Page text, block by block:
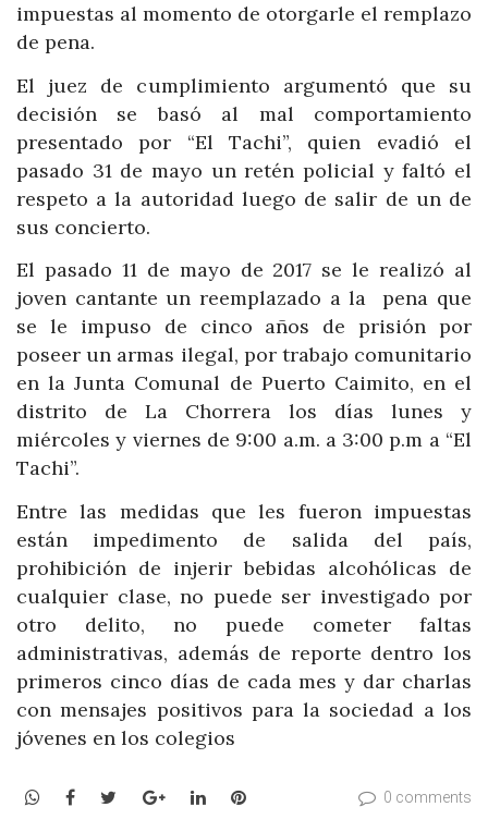
impuestas al momento de otorgarle el remplazo
de pena.
El juez de cumplimiento argumentó que su
decisión se basó al mal comportamiento
presentado por “El Tachi”, quien evadió el
pasado 31 de mayo un retén policial y faltó el
respeto a la autoridad luego de salir de un de
sus concierto.
El pasado 11 de mayo de 2017 se le realizó al
joven cantante un reemplazado a la pena que
se le impuso de cinco años de prisión por
poseer un armas ilegal, por trabajo comunitario
en la Junta Comunal de Puerto Caimito, en el
distrito de La Chorrera los días lunes y
miércoles y viernes de 9:00 a.m. a 3:00 p.m a “El
Tachi”.
Entre las medidas que les fueron impuestas
están impedimento de salida del país,
prohibición de injerir bebidas alcohólicas de
cualquier clase, no puede ser investigado por
otro delito, no puede cometer faltas
administrativas, además de reporte dentro los
primeros cinco días de cada mes y dar charlas
con mensajes positivos para la sociedad a los
jóvenes en los colegios
WhatsApp
Facebook
TwitterGoogle+LinkedInPinterest 0 comments